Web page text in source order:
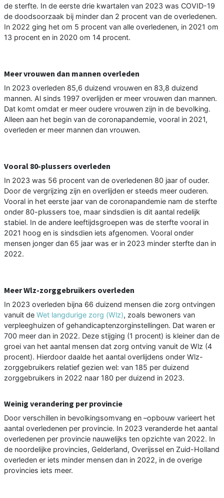
de sterfte. In de eerste drie kwartalen van 2023 was COVID-19
de doodsoorzaak bij minder dan 2 procent van de overledenen.
In 2022 ging het om 5 procent van alle overledenen, in 2021 om
13 procent en in 2020 om 14 procent.
Meer vrouwen dan mannen overleden
In 2023 overleden 85,6 duizend vrouwen en 83,8 duizend
mannen. Al sinds 1997 overlijden er meer vrouwen dan mannen.
Dat komt omdat er meer oudere vrouwen zijn in de bevolking.
Alleen aan het begin van de coronapandemie, vooral in 2021,
overleden er meer mannen dan vrouwen.
Vooral 80-plussers overleden
In 2023 was 56 procent van de overledenen 80 jaar of ouder.
Door de vergrijzing zijn en overlijden er steeds meer ouderen.
Vooral in het eerste jaar van de coronapandemie nam de sterfte
onder 80-plussers toe, maar sindsdien is dit aantal redelijk
stabiel. In de andere leeftijdsgroepen was de sterfte vooral in
2021 hoog en is sindsdien iets afgenomen. Vooral onder
mensen jonger dan 65 jaar was er in 2023 minder sterfte dan in
2022.
Meer Wlz-zorggebruikers overleden
In 2023 overleden bijna 66 duizend mensen die zorg ontvingen
vanuit de Wet langdurige zorg (Wlz), zoals bewoners van
verpleeghuizen of gehandicaptenzorginstellingen. Dat waren er
700 meer dan in 2022. Deze stijging (1 procent) is kleiner dan de
groei van het aantal mensen dat zorg ontving vanuit de Wlz (4
procent). Hierdoor daalde het aantal overlijdens onder Wlz-
zorggebruikers relatief gezien wel: van 185 per duizend
zorggebruikers in 2022 naar 180 per duizend in 2023.
Weinig verandering per provincie
Door verschillen in bevolkingsomvang en –opbouw varieert het
aantal overledenen per provincie. In 2023 veranderde het aantal
overledenen per provincie nauwelijks ten opzichte van 2022. In
de noordelijke provincies, Gelderland, Overijssel en Zuid-Holland
overleden er iets minder mensen dan in 2022, in de overige
provincies iets meer.